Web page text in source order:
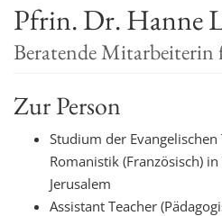
Pfrin. Dr. Hanne
Beratende
Zur Person
Studium der
Romanistik (Französisch)
Jerusalem
Assistant Teacher